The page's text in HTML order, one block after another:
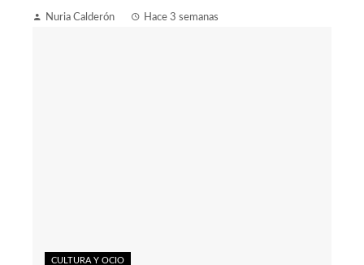
Nuria Calderón Hace 3 semanas
CULTURA Y OCIO